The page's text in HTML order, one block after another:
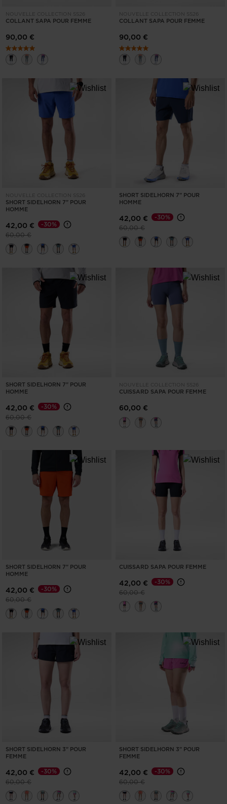
We
recommend
visiting
the
website
version
for
United
States.
NOUVELLE COLLECTION SS26
COLLANT SAPA POUR FEMME
90,00 €
NOUVELLE COLLECTION SS26
COLLANT SAPA POUR FEMME
90,00 €
NOUVELLE COLLECTION SS26
SHORT SIDELHORN 7" POUR
HOMME
42,00 €
Prix réduit de
60,00 €à
-30%
SHORT SIDELHORN 7" POUR
HOMME
42,00 €
Prix réduit de
60,00 €à
-30%
SHORT SIDELHORN 7" POUR
HOMME
42,00 €
Prix réduit de
60,00 €à
-30%
NOUVELLE COLLECTION SS26
CUISSARD SAPA POUR FEMME
60,00 €
SHORT SIDELHORN 7" POUR
HOMME
42,00 €
Prix réduit de
60,00 €à
-30%
CUISSARD SAPA POUR FEMME
42,00 €
Prix réduit de
60,00 €à
-30%
SHORT SIDELHORN 3" POUR
FEMME
42,00 €
Prix réduit de
60,00 €à
-30%
SHORT SIDELHORN 3" POUR
FEMME
42,00 €
Prix réduit de
60,00 €à
-30%